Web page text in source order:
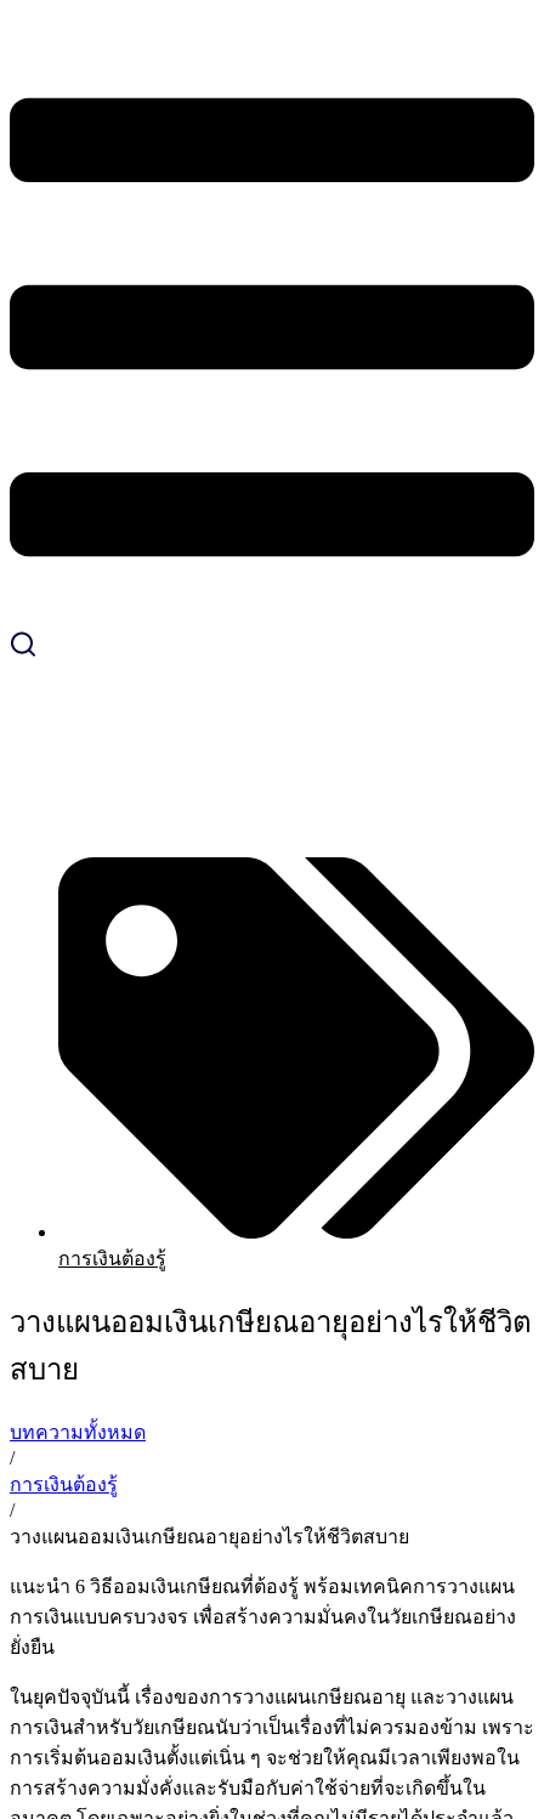
การเงินต้องรู้
วางแผนออมเงินเกษียณอายุอย่างไรให้ชีวิต
สบาย
บทความทั้งหมด
/
การเงินต้องรู้
/
วางแผนออมเงินเกษียณอายุอย่างไรให้ชีวิตสบาย
แนะนำ 6 วิธีออมเงินเกษียณที่ต้องรู้ พร้อมเทคนิคการวางแผน
การเงินแบบครบวงจร เพื่อสร้างความมั่นคงในวัยเกษียณอย่าง
ยั่งยืน
ในยุคปัจจุบันนี้ เรื่องของการวางแผนเกษียณอายุ และวางแผน
การเงินสำหรับวัยเกษียณนับว่าเป็นเรื่องที่ไม่ควรมองข้าม เพราะ
การเริ่มต้นออมเงินตั้งแต่เนิ่น ๆ จะช่วยให้คุณมีเวลาเพียงพอใน
การสร้างความมั่งคั่งและรับมือกับค่าใช้จ่ายที่จะเกิดขึ้นใน